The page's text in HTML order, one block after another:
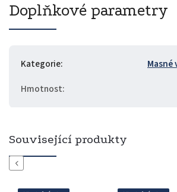
Doplňkové parametry
Kategorie:
Hmotnost:
Související produkty
Previous